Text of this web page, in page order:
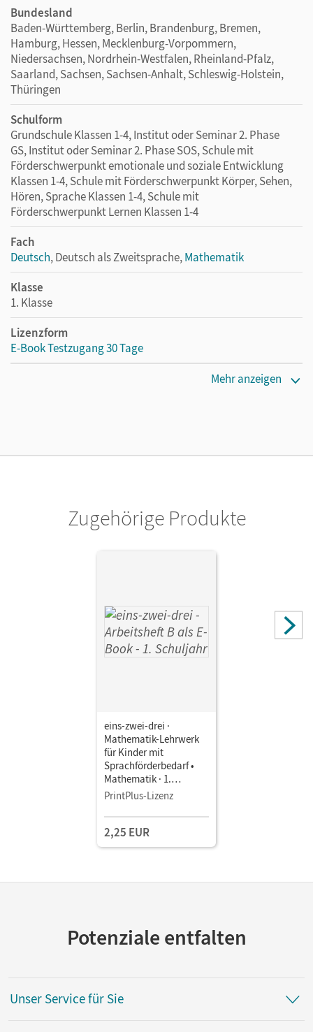
Bundesland
Baden-Württemberg, Berlin, Brandenburg, Bremen,
Hamburg, Hessen, Mecklenburg-Vorpommern,
Niedersachsen, Nordrhein-Westfalen, Rheinland-Pfalz,
Saarland, Sachsen, Sachsen-Anhalt, Schleswig-Holstein,
Thüringen
Schulform
Grundschule Klassen 1-4, Institut oder Seminar 2. Phase
GS, Institut oder Seminar 2. Phase SOS, Schule mit
Förderschwerpunkt emotionale und soziale Entwicklung
Klassen 1-4, Schule mit Förderschwerpunkt Körper, Sehen,
Hören, Sprache Klassen 1-4, Schule mit
Förderschwerpunkt Lernen Klassen 1-4
Fach
Deutsch, Deutsch als Zweitsprache,Mathematik
Klasse
1. Klasse
Lizenzform
E-Book Testzugang 30 Tage
Winter, Christine; Deseniss, Astrid; Jochem, Claudia;
Mehr anzeigen
Zugehörige Produkte
eins-zwei-drei ·
Mathematik-Lehrwerk
für Kinder mit
Sprachförderbedarf •
Mathematik · 1.
Schuljahr • Arbeitsheft B
PrintPlus-Lizenz
2,25 EUR
Potenziale entfalten
Unser Service für Sie